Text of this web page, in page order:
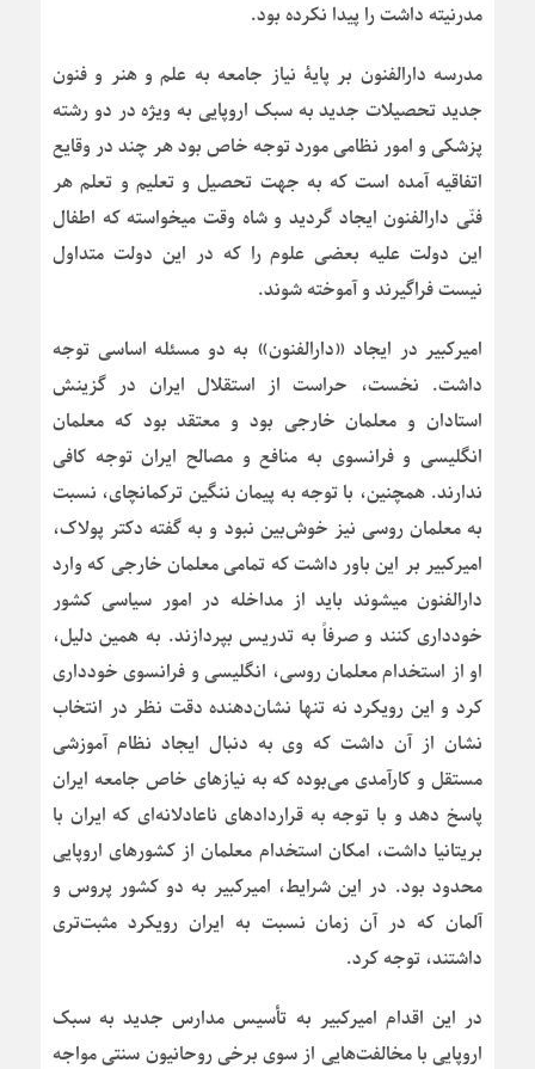
مدرنیته داشت را پیدا نکرده بود.
مدرسه دارالفنون بر پایۀ نیاز جامعه به علم و هنر و فنون
جدید تحصیلات جدید به سبک اروپایی به ویژه در دو رشته
پزشکی و امور نظامی مورد توجه خاص بود هر چند در وقایع
اتفاقیه آمده است که به جهت تحصیل و تعلیم و تعلم هر
فنّی دارالفنون ایجاد گردید و شاه وقت میخواسته که اطفال
این دولت علیه بعضی علوم را که در این دولت متداول
نیست فراگیرند و آموخته شوند.
امیرکبیر در ایجاد «دارالفنون» به دو مسئله اساسی توجه
داشت. نخست، حراست از استقلال ایران در گزینش
استادان و معلمان خارجی بود و معتقد بود که معلمان
انگلیسی و فرانسوی به منافع و مصالح ایران توجه کافی
ندارند. همچنین، با توجه به پیمان ننگین ترکمانچای، نسبت
به معلمان روسی نیز خوش‌بین نبود و به گفته دکتر پولاک،
امیرکبیر بر این باور داشت که تمامی معلمان خارجی که وارد
دارالفنون میشوند باید از مداخله در امور سیاسی کشور
خودداری کنند و صرفاً به تدریس بپردازند. به همین دلیل،
او از استخدام معلمان روسی، انگلیسی و فرانسوی خودداری
کرد و این رویکرد نه تنها نشان‌دهنده دقت نظر در انتخاب
نشان از آن داشت که وی به دنبال ایجاد نظام آموزشی
مستقل و کارآمدی می‌بوده که به نیازهای خاص جامعه ایران
پاسخ دهد و با توجه به قراردادهای ناعادلانه‌ای که ایران با
بریتانیا داشت، امکان استخدام معلمان از کشورهای اروپایی
محدود بود. در این شرایط، امیرکبیر به دو کشور پروس و
آلمان که در آن زمان نسبت به ایران رویکرد مثبت‌تری
داشتند، توجه کرد.
در این اقدام امیرکبیر به تأسیس مدارس جدید به سبک
اروپایی با مخالفت‌هایی از سوی برخی روحانیون سنتی مواجه